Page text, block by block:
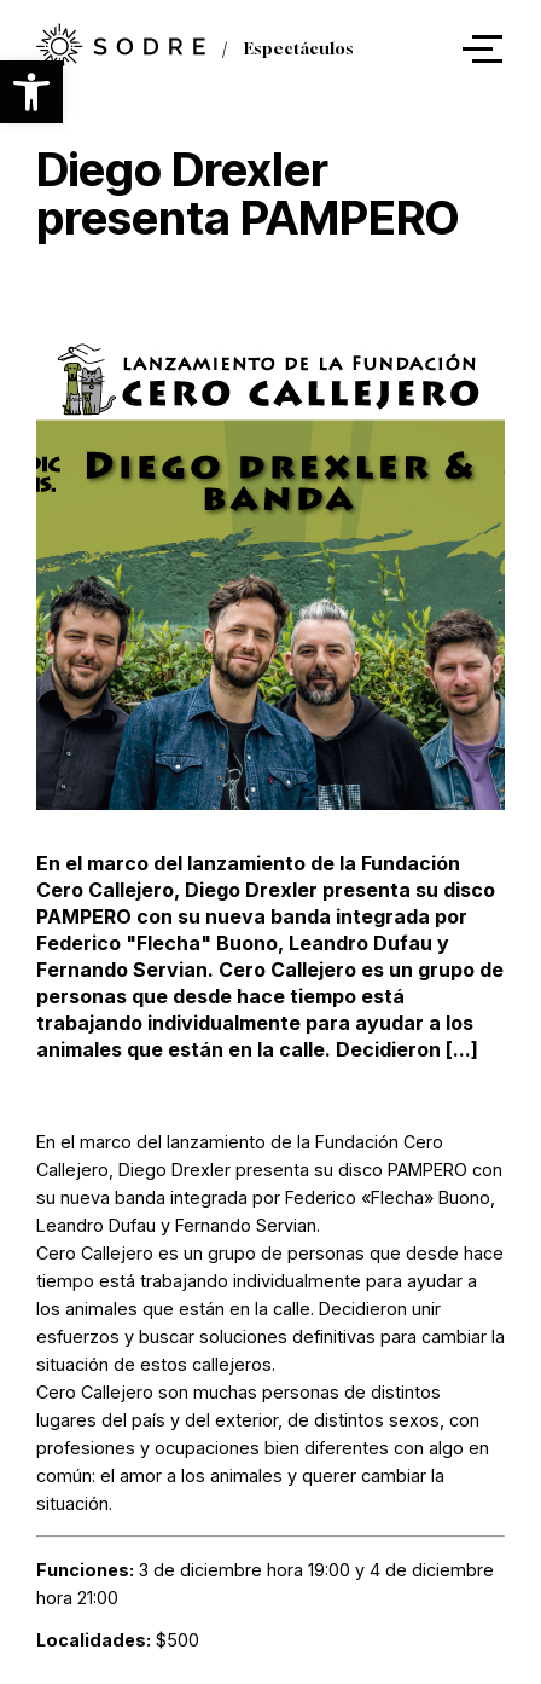
Abrir barra de herramientas
contenido
principal
Espectáculos
Diego Drexler
presenta PAMPERO
En el marco del lanzamiento de la Fundación
Cero Callejero, Diego Drexler presenta su disco
PAMPERO con su nueva banda integrada por
Federico "Flecha" Buono, Leandro Dufau y
Fernando Servian. Cero Callejero es un grupo de
personas que desde hace tiempo está
trabajando individualmente para ayudar a los
animales que están en la calle. Decidieron [...]
En el marco del lanzamiento de la Fundación Cero
Callejero, Diego Drexler presenta su disco PAMPERO con
su nueva banda integrada por Federico «Flecha» Buono,
Leandro Dufau y Fernando Servian.
Cero Callejero es un grupo de personas que desde hace
tiempo está trabajando individualmente para ayudar a
los animales que están en la calle. Decidieron unir
esfuerzos y buscar soluciones definitivas para cambiar la
situación de estos callejeros.
Cero Callejero son muchas personas de distintos
lugares del país y del exterior, de distintos sexos, con
profesiones y ocupaciones bien diferentes con algo en
común: el amor a los animales y querer cambiar la
situación.
Funciones: 3 de diciembre hora 19:00 y 4 de diciembre
hora 21:00
Localidades: $500